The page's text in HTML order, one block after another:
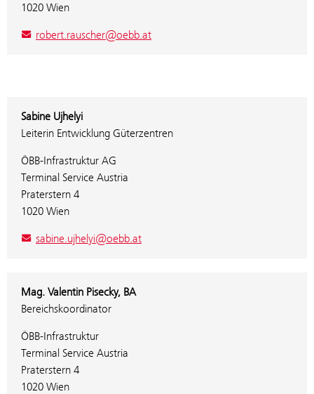
1020 Wien
robert.rauscher@oebb.at
Sabine Ujhelyi
Leiterin Entwicklung Güterzentren
ÖBB-Infrastruktur AG
Terminal Service Austria
Praterstern 4
1020 Wien
sabine.ujhelyi@oebb.at
Mag. Valentin Pisecky, BA
Bereichskoordinator
ÖBB-Infrastruktur
Terminal Service Austria
Praterstern 4
1020 Wien